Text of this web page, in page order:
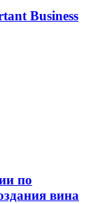
Business
по
вина